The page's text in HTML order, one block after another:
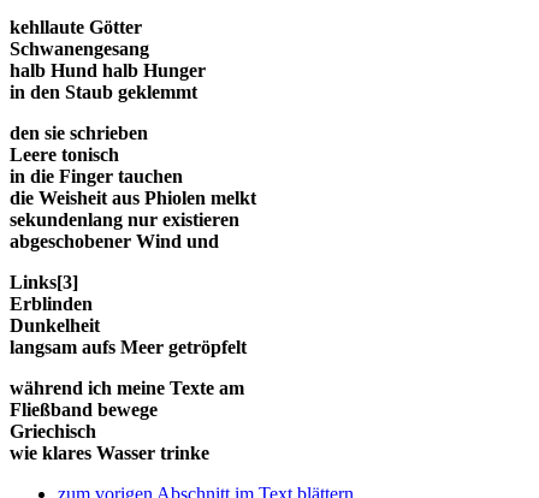
kehllaute Götter
Schwanengesang
halb Hund halb Hunger
in den Staub geklemmt
den sie schrieben
Leere tonisch
in die Finger tauchen
die Weisheit aus Phiolen melkt
sekundenlang nur existieren
abgeschobener Wind und
Links[3]
Erblinden
Dunkelheit
langsam aufs Meer getröpfelt
während ich meine Texte am
Fließband bewege
Griechisch
wie klares Wasser trinke